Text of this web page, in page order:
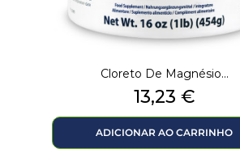
Cloreto De Magnésio...
Preço
13,23 €
ADICIONAR AO CARRINHO